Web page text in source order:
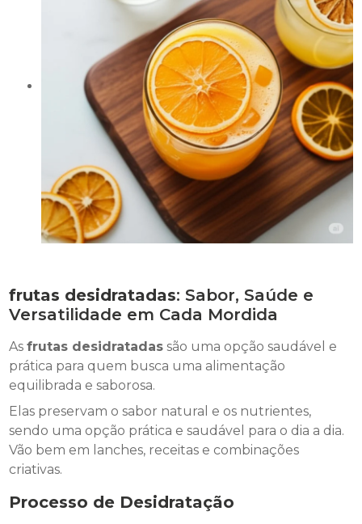
frutas desidratadas: Sabor, Saúde e
Versatilidade em Cada Mordida
Asfrutas desidratadas são uma opção saudável e
prática para quem busca uma alimentação
equilibrada e saborosa.
Elas preservam o sabor natural e os nutrientes,
sendo uma opção prática e saudável para o dia a dia.
Vão bem em lanches, receitas e combinações
criativas.
Processo de Desidratação